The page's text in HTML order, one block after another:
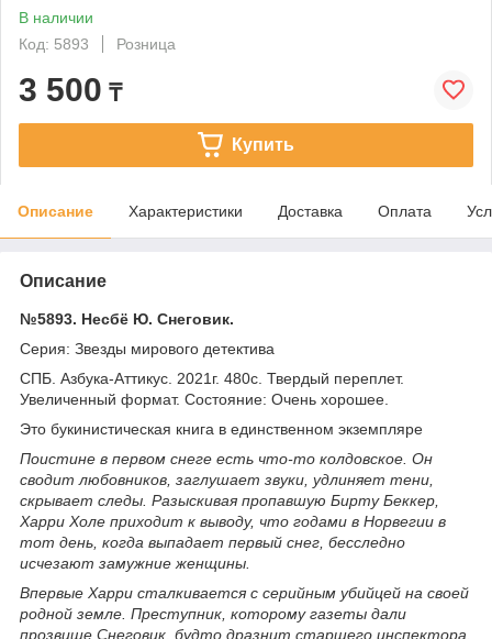
В наличии
Код: 5893
Розница
3 500 ₸
Купить
Описание Характеристики Доставка Оплата
Описание
№5893. Несбё Ю. Снеговик.
Серия: Звезды мирового детектива
СПБ. Азбука-Аттикус. 2021г. 480с. Твердый переплет.
Увеличенный формат. Состояние: Очень хорошее.
Это букинистическая книга в единственном экземпляре
Поистине в первом снеге есть что-то колдовское. Он
сводит любовников, заглушает звуки, удлиняет тени,
скрывает следы. Разыскивая пропавшую Бирту Беккер,
Харри Холе приходит к выводу, что годами в Норвегии в
тот день, когда выпадает первый снег, бесследно
исчезают замужние женщины.
Впервые Харри сталкивается с серийным убийцей на своей
родной земле. Преступник, которому газеты дали
прозвище Снеговик, будто дразнит старшего инспектора,